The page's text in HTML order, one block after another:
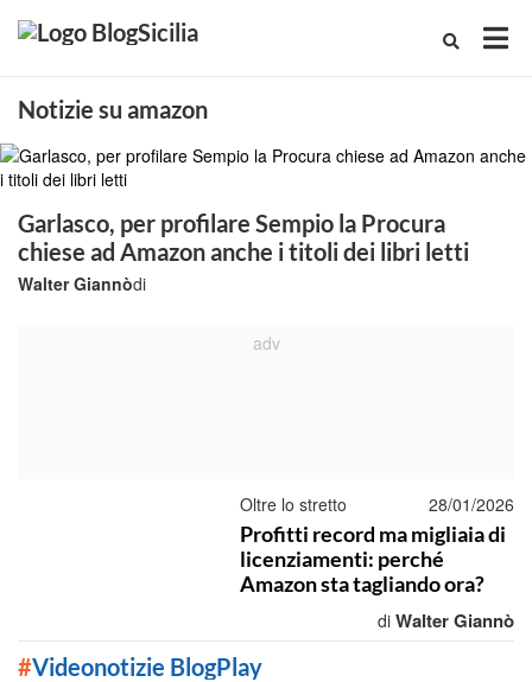
Notizie su amazon
Garlasco, per profilare Sempio la Procura
chiese ad Amazon anche i titoli dei libri letti
di
Walter Giannò
Oltre lo stretto 28/01/2026
Profitti record ma migliaia di
licenziamenti: perché
Amazon sta tagliando ora?
di Walter Giannò
#Videonotizie BlogPlay